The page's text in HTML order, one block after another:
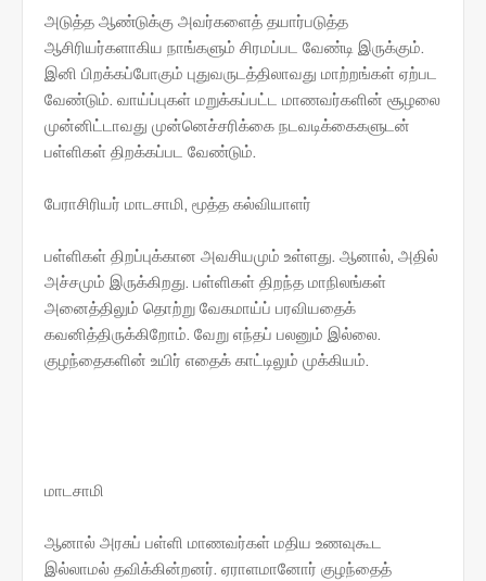
அடுத்த ஆண்டுக்கு அவர்களைத் தயார்படுத்த
ஆசிரியர்களாகிய நாங்களும் சிரமப்பட வேண்டி இருக்கும்.
இனி பிறக்கப்போகும் புதுவருடத்திலாவது மாற்றங்கள் ஏற்பட
வேண்டும். வாய்ப்புகள் மறுக்கப்பட்ட மாணவர்களின் சூழலை
முன்னிட்டாவது முன்னெச்சரிக்கை நடவடிக்கைகளுடன்
பள்ளிகள் திறக்கப்பட வேண்டும்.
பேராசிரியர் மாடசாமி, மூத்த கல்வியாளர்
பள்ளிகள் திறப்புக்கான அவசியமும் உள்ளது. ஆனால், அதில்
அச்சமும் இருக்கிறது. பள்ளிகள் திறந்த மாநிலங்கள்
அனைத்திலும் தொற்று வேகமாய்ப் பரவியதைக்
கவனித்திருக்கிறோம். வேறு எந்தப் பலனும் இல்லை.
குழந்தைகளின் உயிர் எதைக் காட்டிலும் முக்கியம்.
மாடசாமி
ஆனால் அரசுப் பள்ளி மாணவர்கள் மதிய உணவுகூட
இல்லாமல் தவிக்கின்றனர். ஏராளமானோர் குழந்தைத்